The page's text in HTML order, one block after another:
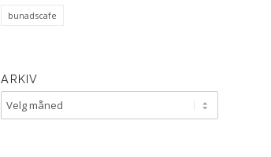
bunadscafe
ARKIV